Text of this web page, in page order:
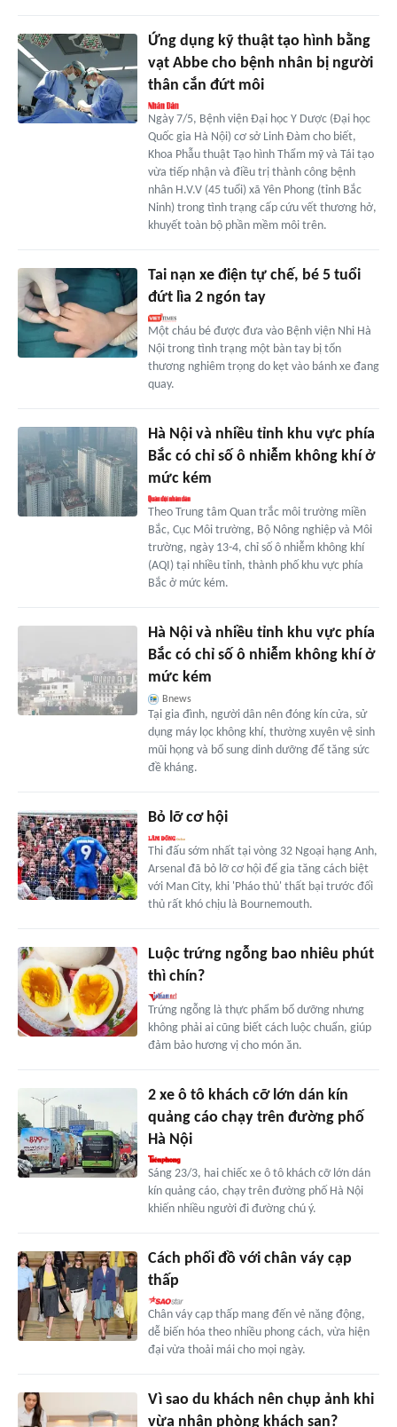
Ứng dụng kỹ thuật tạo hình bằng
vạt Abbe cho bệnh nhân bị người
thân cắn đứt môi
Ngày 7/5, Bệnh viện Đại học Y Dược (Đại học
Quốc gia Hà Nội) cơ sở Linh Đàm cho biết,
Khoa Phẫu thuật Tạo hình Thẩm mỹ và Tái tạo
vừa tiếp nhận và điều trị thành công bệnh
nhân H.V.V (45 tuổi) xã Yên Phong (tỉnh Bắc
Ninh) trong tình trạng cấp cứu vết thương hở,
khuyết toàn bộ phần mềm môi trên.
Tai nạn xe điện tự chế, bé 5 tuổi
đứt lìa 2 ngón tay
Một cháu bé được đưa vào Bệnh viện Nhi Hà
Nội trong tình trạng một bàn tay bị tổn
thương nghiêm trọng do kẹt vào bánh xe đang
quay.
Hà Nội và nhiều tỉnh khu vực phía
Bắc có chỉ số ô nhiễm không khí ở
mức kém
Theo Trung tâm Quan trắc môi trường miền
Bắc, Cục Môi trường, Bộ Nông nghiệp và Môi
trường, ngày 13-4, chỉ số ô nhiễm không khí
(AQI) tại nhiều tỉnh, thành phố khu vực phía
Bắc ở mức kém.
Hà Nội và nhiều tỉnh khu vực phía
Bắc có chỉ số ô nhiễm không khí ở
mức kém
Bnews
Tại gia đình, người dân nên đóng kín cửa, sử
dụng máy lọc không khí, thường xuyên vệ sinh
mũi họng và bổ sung dinh dưỡng để tăng sức
đề kháng.
Bỏ lỡ cơ hội
Thi đấu sớm nhất tại vòng 32 Ngoại hạng Anh,
Arsenal đã bỏ lỡ cơ hội để gia tăng cách biệt
với Man City, khi 'Pháo thủ' thất bại trước đối
thủ rất khó chịu là Bournemouth.
Luộc trứng ngỗng bao nhiêu phút
thì chín?
Trứng ngỗng là thực phẩm bổ dưỡng nhưng
không phải ai cũng biết cách luộc chuẩn, giúp
đảm bảo hương vị cho món ăn.
2 xe ô tô khách cỡ lớn dán kín
quảng cáo chạy trên đường phố
Hà Nội
Sáng 23/3, hai chiếc xe ô tô khách cỡ lớn dán
kín quảng cáo, chạy trên đường phố Hà Nội
khiến nhiều người đi đường chú ý.
Cách phối đồ với chân váy cạp
thấp
Chân váy cạp thấp mang đến vẻ năng động,
dễ biến hóa theo nhiều phong cách, vừa hiện
đại vừa thoải mái cho mọi ngày.
Vì sao du khách nên chụp ảnh khi
vừa nhận phòng khách sạn?